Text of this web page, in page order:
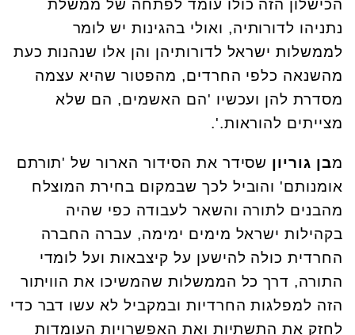
הכישלון הזה כולו עומד לפתחה של ממשלת
נתניהו לדורותיה, ואולי בהגינות יש לומר
לממשלות ישראל לדורותיהן והן אלו שנהנות כעת
מהשנאה כלפי החרדים, מהפטור שהיא עצמה
מסדרת להן ועכשיו 'הם האשמים, הם שלא
מצייתים להוראות.'.
מבן גוריון שסידר את הסידור הארור של 'תורתם
אומנותם' והוביל לכך שבמקום בחירת המוצלח
מהבנים לתורה והשאר לעבודה כפי שהיה
בקהילות ישראל מימים ימימה, עברה החברה
החרדית כולה להישען על קיצבאות ועל לומדי
התורה, דרך כל הממשלות שהמשיכו את הוויתור
הזה למפלגות החרדיות ובמקביל לא עשו דבר כדי
לחזק את התשתיות ואת האפשרויות העומדות